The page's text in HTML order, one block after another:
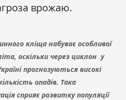
врожаю.
кліща набуває особливої
оскільки через циклон у
прогнозуються високі
опадів. Така
сприяє розвитку популяції